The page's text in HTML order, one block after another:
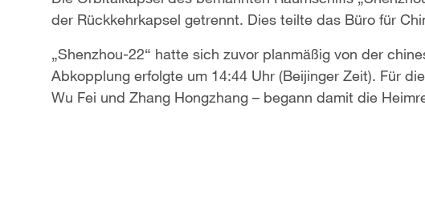
der Rückkehrkapsel getrennt. Dies teilte das Büro für
„Shenzhou-22“ hatte sich zuvor planmäßig von der
Abkopplung erfolgte um 14:44 Uhr (Beijinger Zeit). Für
Wu Fei und Zhang Hongzhang – begann damit die